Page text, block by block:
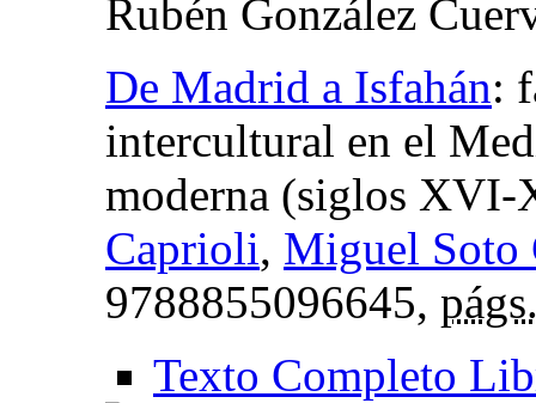
Rubén González
De Madrid a Isfahán:
intercultural en el
moderna (siglos
Caprioli, Miguel Soto
9788855096645,
Texto Completo